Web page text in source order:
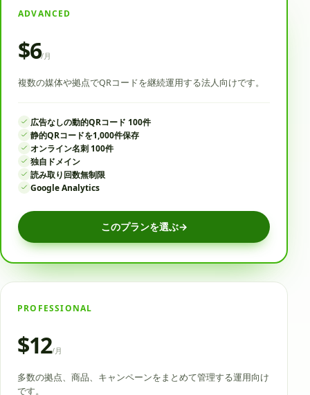
ADVANCED
$6/月
複数の媒体や拠点でQRコードを継続運用する法人向けです。
広告なしの動的QRコード 100件
静的QRコードを1,000件保存
オンライン名刺 100件
独自ドメイン
読み取り回数無制限
Google Analytics
このプランを選ぶ→
PROFESSIONAL
$12/月
多数の拠点、商品、キャンペーンをまとめて管理する運用向け
です。